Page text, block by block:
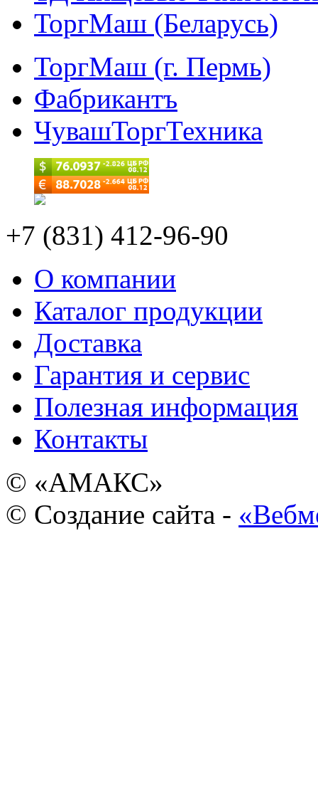
ТоргМаш (Беларусь)
ТоргМаш (г. Пермь)
Фабрикантъ
ЧувашТоргТехника
+7 (831) 412-96-90
О компании
Каталог продукции
Доставка
Гарантия и сервис
Полезная информация
Контакты
© «АМАКС»
© Создание сайта -